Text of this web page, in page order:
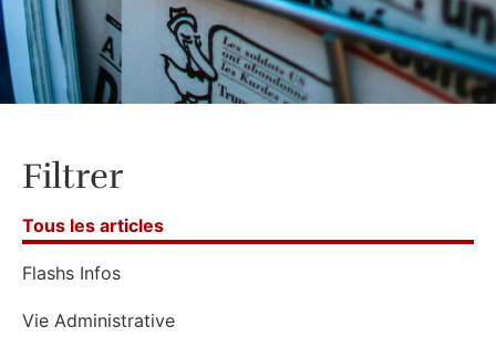
Filtrer
Tous les articles
Flashs Infos
Vie Administrative